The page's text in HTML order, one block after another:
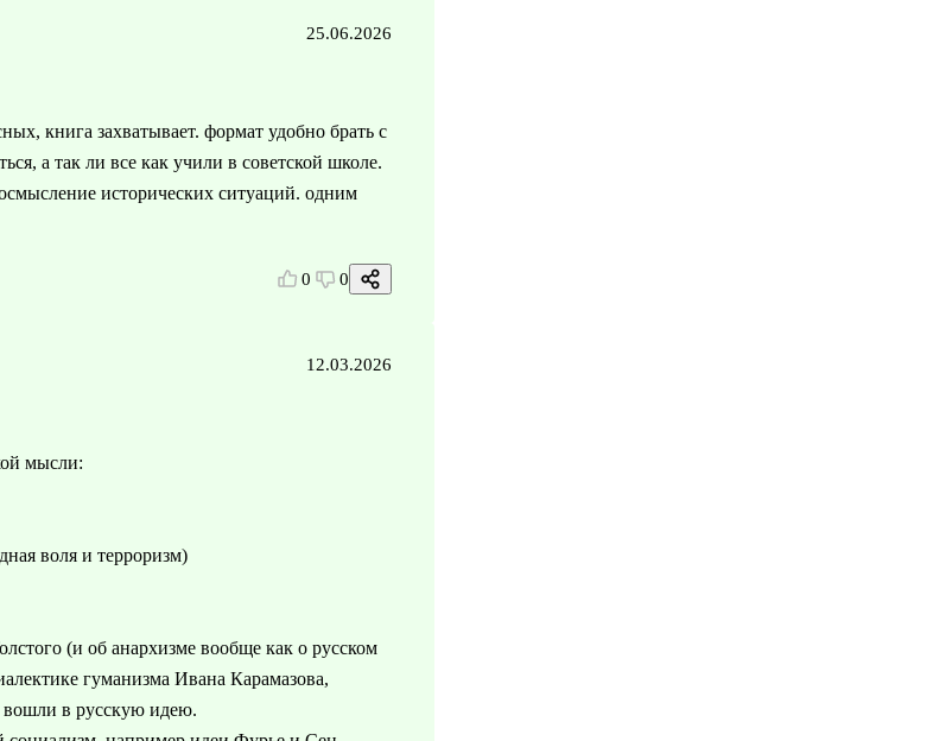
25.06.2026
книга захватывает. формат удобно брать с
а так ли все как учили в советской школе.
исторических ситуаций. одним
0 0
12.03.2026
мысли:
воля и терроризм)
(и об анархизме вообще как о русском
гуманизма Ивана Карамазова,
вошли в русскую идею.